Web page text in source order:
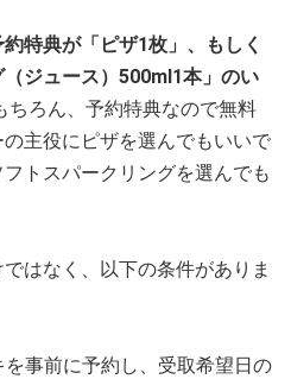
特典が「ピザ1枚」、もしく
ジュース）500ml1本」のい
ちろん、予約特典なので無料
主役にピザを選んでもいいで
トスパークリングを選んでも
はなく、以下の条件がありま
事前に予約し、受取希望日の